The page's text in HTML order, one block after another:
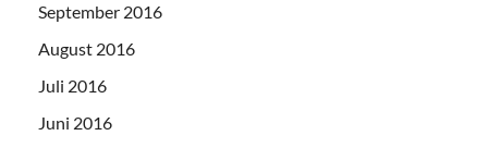
September 2016
August 2016
Juli 2016
Juni 2016